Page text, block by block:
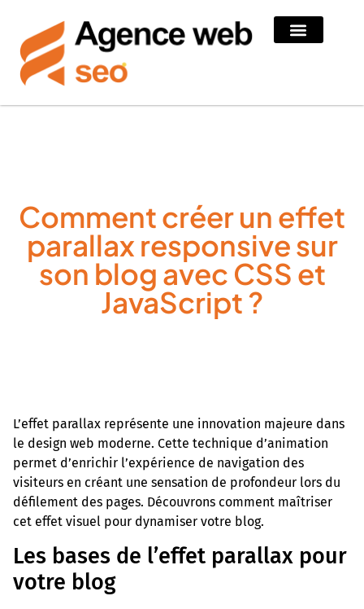
Comment créer un effet
parallax responsive sur
son blog avec CSS et
JavaScript ?
L’effet parallax représente une innovation majeure dans
le design web moderne. Cette technique d’animation
permet d’enrichir l’expérience de navigation des
visiteurs en créant une sensation de profondeur lors du
défilement des pages. Découvrons comment maîtriser
cet effet visuel pour dynamiser votre blog.
Les bases de l’effet parallax pour
votre blog